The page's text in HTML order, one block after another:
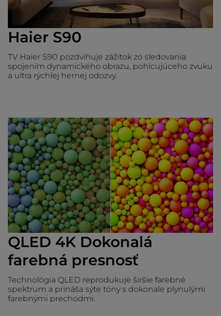
Haier S90
TV Haier S90 pozdvihuje zážitok zo sledovania
spojením dynamického obrazu, pohlcujúceho zvuku
a ultra rýchlej hernej odozvy.
QLED 4K Dokonalá
farebná presnosť
Technológia QLED reprodukuje širšie farebné
spektrum a prináša sýte tóny s dokonale plynulými
farebnými prechodmi.